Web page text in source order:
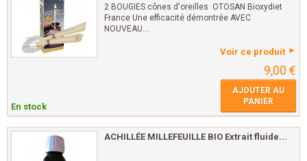
2 BOUGIES cônes d'oreilles OTOSAN Bioxydiet
France Une efficacité démontrée AVEC
NOUVEAU...
Voir ce produit
9,00 €
En stock
AJOUTER AU
PANIER
ACHILLÉE MILLEFEUILLE BIO Extrait fluide...